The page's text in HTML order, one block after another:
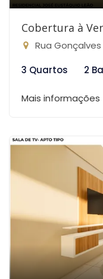
Cobertura à
Rua Gonçalves
3 Quartos
2
Mais informações